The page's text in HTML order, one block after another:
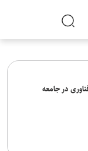
در جامعه